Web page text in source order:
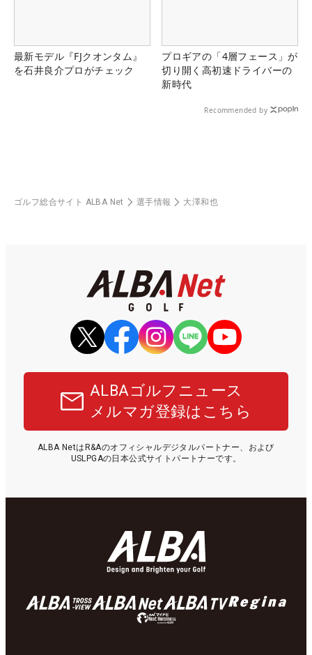
最新モデル『FJクオンタム』
を石井良介プロがチェック
プロギアの「4層フェース」が
切り開く高初速ドライバーの
新時代
Recommended by
ゴルフ総合サイト ALBA Net 選手情報 大澤和也
ALBAゴルフニュース
メルマガ登録はこちら
ALBA NetはR&Aのオフィシャルデジタルパートナー、および
USLPGAの日本公式サイトパートナーです。